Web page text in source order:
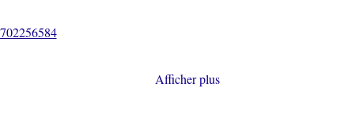
Afficher plus